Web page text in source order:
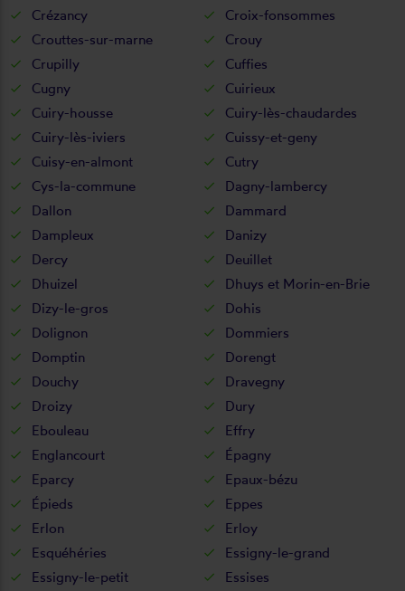
Crézancy
Croix-fonsommes
Crouttes-sur-marne
Crouy
Crupilly
Cuffies
Cugny
Cuirieux
Cuiry-housse
Cuiry-lès-chaudardes
Cuiry-lès-iviers
Cuissy-et-geny
Cuisy-en-almont
Cutry
Cys-la-commune
Dagny-lambercy
Dallon
Dammard
Dampleux
Danizy
Dercy
Deuillet
Dhuizel
Dhuys et Morin-en-Brie
Dizy-le-gros
Dohis
Dolignon
Dommiers
Domptin
Dorengt
Douchy
Dravegny
Droizy
Dury
Ebouleau
Effry
Englancourt
Épagny
Eparcy
Epaux-bézu
Épieds
Eppes
Erlon
Erloy
Esquéhéries
Essigny-le-grand
Essigny-le-petit
Essises